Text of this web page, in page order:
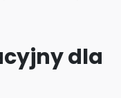
dla